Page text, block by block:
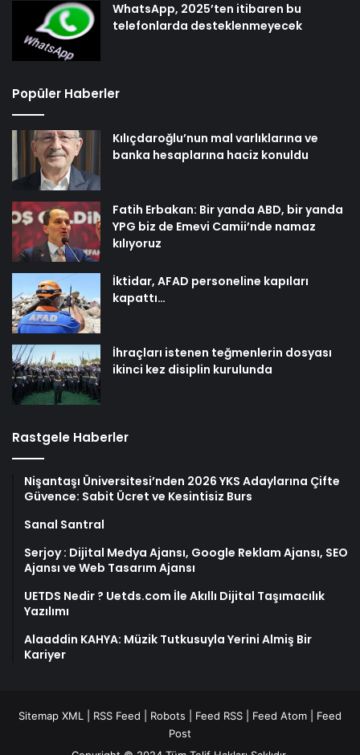
WhatsApp, 2025’ten itibaren bu
telefonlarda desteklenmeyecek
Popüler Haberler
Kılıçdaroğlu’nun mal varlıklarına ve
banka hesaplarına haciz konuldu
Fatih Erbakan: Bir yanda ABD, bir yanda
YPG biz de Emevi Camii’nde namaz
kılıyoruz
İktidar, AFAD personeline kapıları
kapattı…
İhraçları istenen teğmenlerin dosyası
ikinci kez disiplin kurulunda
Rastgele Haberler
Nişantaşı Üniversitesi’nden 2026 YKS Adaylarına Çifte
Güvence: Sabit Ücret ve Kesintisiz Burs
Sanal Santral
Serjoy : Dijital Medya Ajansı, Google Reklam Ajansı, SEO
Ajansı ve Web Tasarım Ajansı
UETDS Nedir ? Uetds.com İle Akıllı Dijital Taşımacılık
Yazılımı
Alaaddin KAHYA: Müzik Tutkusuyla Yerini Almiş Bir
Kariyer
Sitemap XML RSS Feed Robots Feed RSS Feed Atom
Feed
Post